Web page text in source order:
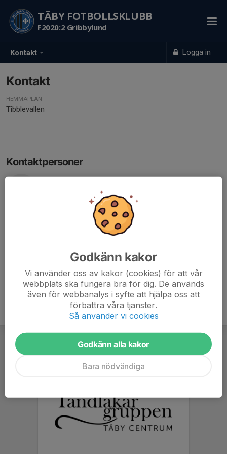
Kontakt Logga in
TÄBY FOTBOLLSKLUBB
F2020:2 Gribbylund
Kontakt
HEMMAPLAN
Tibblevallen
Kontaktpersoner
Emilia Essner
emilia.essner@gmail.com
070-550 95 85Godkänn kakor
Vi använder oss av kakor (cookies) för att vår
webbplats ska fungera bra för dig. De används
även för webbanalys i syfte att hjälpa oss att
förbättra våra tjänster.
Så använder vi cookies
Godkänn alla kakor
Bara nödvändiga